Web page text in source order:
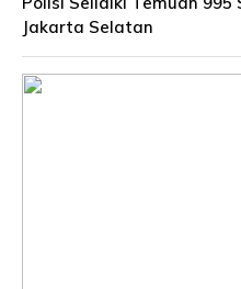
Jakarta Selatan